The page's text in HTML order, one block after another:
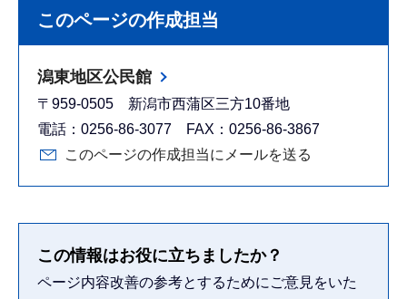
このページの作成担当
潟東地区公民館
〒959-0505 新潟市西蒲区三方10番地
電話：0256-86-3077 FAX：0256-86-3867
このページの作成担当にメールを送る
この情報はお役に立ちましたか？
ページ内容改善の参考とするためにご意見をいた